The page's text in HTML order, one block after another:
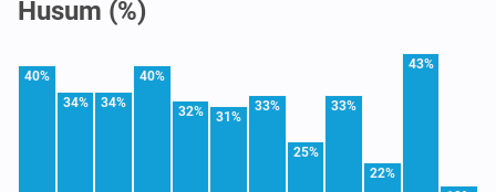
Husum (%)
40%
34%
34%
40%
32% 31%
33%
25%
33%
22%
43%